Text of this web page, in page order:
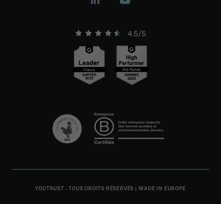
4.5/5
YOUTRUST - TOUS DROITS RÉSERVÉS | MADE IN EUROPE